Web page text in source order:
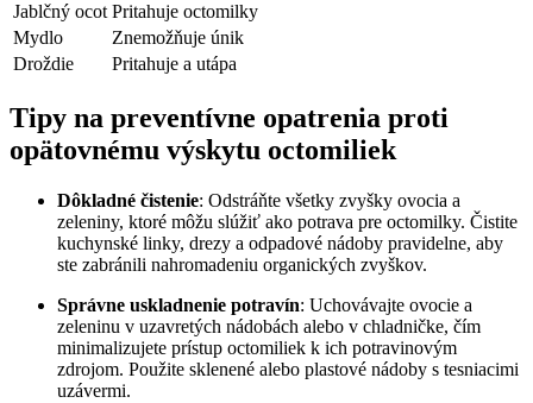
Jablčný ocot Pritahuje octomilky
Mydlo
Znemožňuje únik
Droždie
Pritahuje a utápa
Tipy na preventívne opatrenia proti
opätovnému výskytu octomiliek
Dôkladné čistenie: Odstráňte všetky zvyšky ovocia a
zeleniny, ktoré môžu slúžiť ako potrava pre octomilky. Čistite
kuchynské linky, drezy a odpadové nádoby pravidelne, aby
ste zabránili nahromadeniu organických zvyškov.
Správne uskladnenie potravín: Uchovávajte ovocie a
zeleninu v uzavretých nádobách alebo v chladničke, čím
minimalizujete prístup octomiliek k ich potravinovým
zdrojom. Použite sklenené alebo plastové nádoby s tesniacimi
uzávermi.